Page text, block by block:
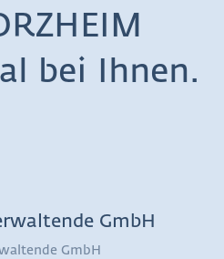
bei Ihnen.
GmbH
GmbH